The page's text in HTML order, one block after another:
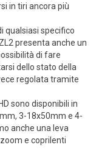
in tiri ancora più
qualsiasi specifico
presenta anche un
di fare
dello stato della
regolata tramite
sono disponibili in
3-18x50mm e 4-
anche una leva
e coprilenti